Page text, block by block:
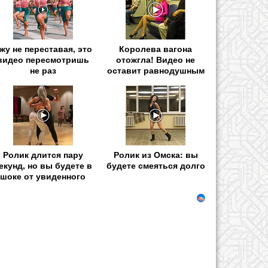
не переставая, это
пересмотришь
не раз
Королева вагона
отожгла! Видео не
оставит равнодушным
Ролик длится пару
но вы будете в
шоке от увиденного
Ролик из Омска: вы
будете смеяться долго